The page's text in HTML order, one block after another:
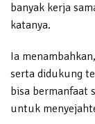
banyak kerja
katanya.
Ia
serta didukung
bisa bermanfaat
untuk